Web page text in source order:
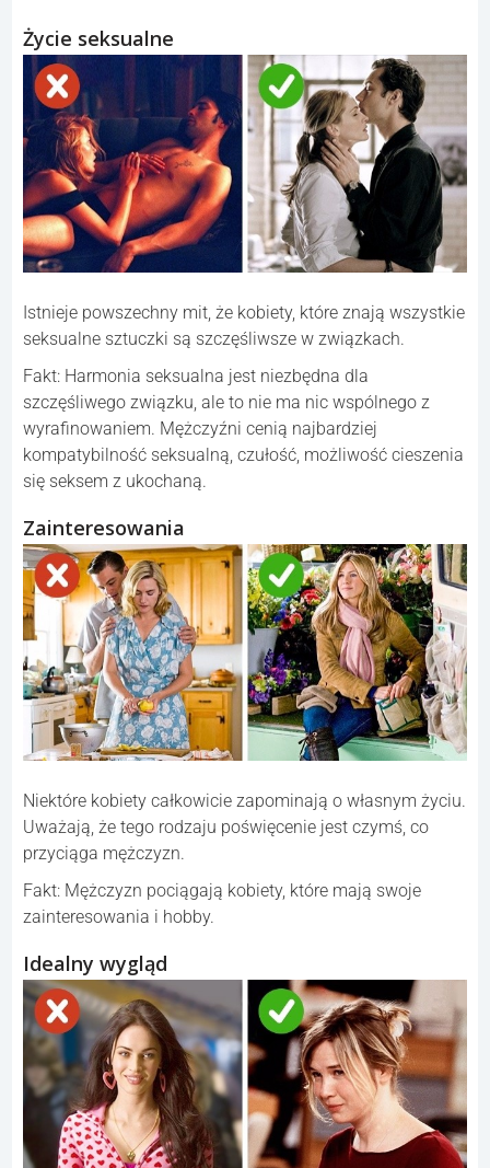
Życie seksualne
Istnieje powszechny mit, że kobiety, które znają wszystkie
seksualne sztuczki są szczęśliwsze w związkach.
Fakt: Harmonia seksualna jest niezbędna dla
szczęśliwego związku, ale to nie ma nic wspólnego z
wyrafinowaniem. Mężczyźni cenią najbardziej
kompatybilność seksualną, czułość, możliwość cieszenia
się seksem z ukochaną.
Zainteresowania
Niektóre kobiety całkowicie zapominają o własnym życiu.
Uważają, że tego rodzaju poświęcenie jest czymś, co
przyciąga mężczyzn.
Fakt: Mężczyzn pociągają kobiety, które mają swoje
zainteresowania i hobby.
Idealny wygląd